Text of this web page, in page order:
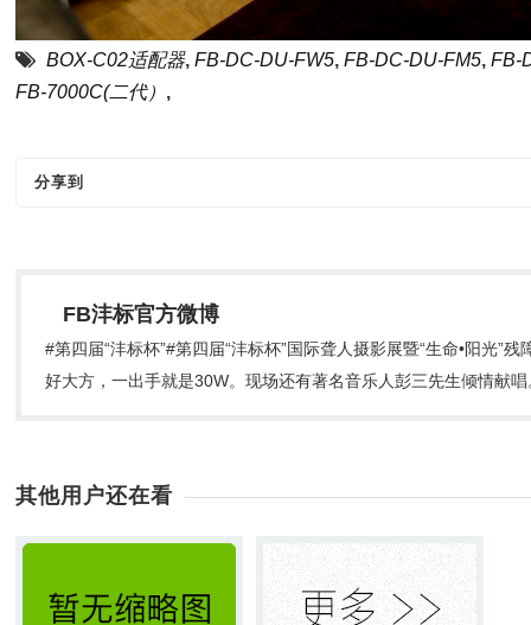
BOX-C02适配器,FB-DC-DU-FW5,FB-DC-DU-FM5,FB-
FB-7000C(二代） ,
分享到
FB沣标官方微博
#第四届“沣标杯”#第四届“沣标杯”国际聋人摄影展暨“生命•阳光”
好大方，一出手就是30W。现场还有著名音乐人彭三先生倾情献
其他用户还在看